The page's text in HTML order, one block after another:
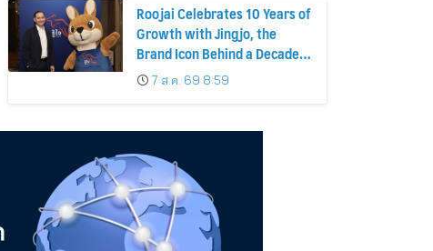
Roojai Celebrates 10 Years of
Growth with Jingjo, the
Brand Icon Behind a Decade
of Insurance Innovation
7 ส.ค. 69 8:59